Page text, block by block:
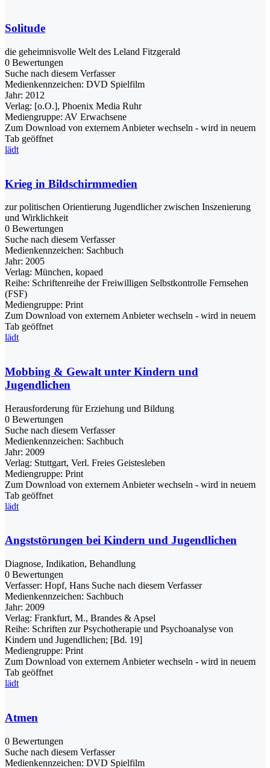
Solitude
die geheimnisvolle Welt des Leland Fitzgerald
0 Bewertungen
Suche nach diesem Verfasser
Medienkennzeichen: DVD Spielfilm
Jahr: 2012
Verlag: [o.O.], Phoenix Media Ruhr
Mediengruppe: AV Erwachsene
Zum Download von externem Anbieter wechseln - wird in neuem
Tab geöffnet
lädt
Krieg in Bildschirmmedien
zur politischen Orientierung Jugendlicher zwischen Inszenierung
und Wirklichkeit
0 Bewertungen
Suche nach diesem Verfasser
Medienkennzeichen: Sachbuch
Jahr: 2005
Verlag: München, kopaed
Reihe: Schriftenreihe der Freiwilligen Selbstkontrolle Fernsehen
(FSF)
Mediengruppe: Print
Zum Download von externem Anbieter wechseln - wird in neuem
Tab geöffnet
lädt
Mobbing & Gewalt unter Kindern und
Jugendlichen
Herausforderung für Erziehung und Bildung
0 Bewertungen
Suche nach diesem Verfasser
Medienkennzeichen: Sachbuch
Jahr: 2009
Verlag: Stuttgart, Verl. Freies Geistesleben
Mediengruppe: Print
Zum Download von externem Anbieter wechseln - wird in neuem
Tab geöffnet
lädt
Angststörungen bei Kindern und Jugendlichen
Diagnose, Indikation, Behandlung
0 Bewertungen
Verfasser: Hopf, Hans Suche nach diesem Verfasser
Medienkennzeichen: Sachbuch
Jahr: 2009
Verlag: Frankfurt, M., Brandes & Apsel
Reihe: Schriften zur Psychotherapie und Psychoanalyse von
Kindern und Jugendlichen; [Bd. 19]
Mediengruppe: Print
Zum Download von externem Anbieter wechseln - wird in neuem
Tab geöffnet
lädt
Atmen
0 Bewertungen
Suche nach diesem Verfasser
Medienkennzeichen: DVD Spielfilm